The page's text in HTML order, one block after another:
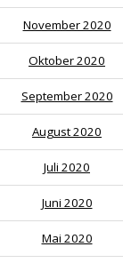
November 2020
Oktober 2020
September 2020
August 2020
Juli 2020
Juni 2020
Mai 2020